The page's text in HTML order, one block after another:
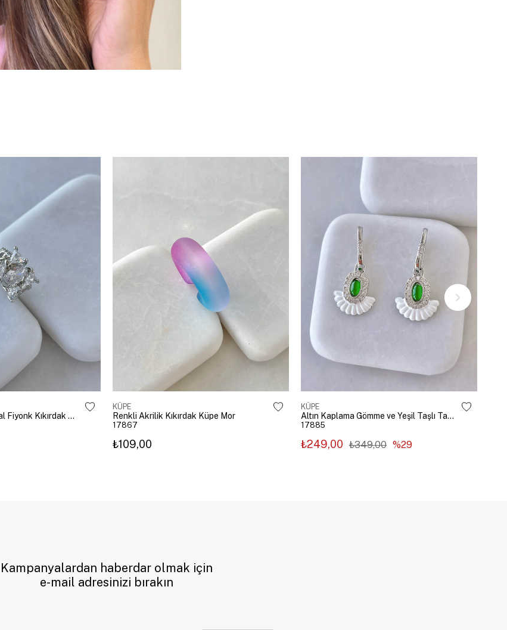
Altın Kaplama Kristal Fiyonk Kıkırdak Küpe Gümüş
KÜPE
Renkli Akrilik Kıkırdak Küpe Mor
17867
₺109,00
KÜPE
Altın Kaplama Gömme ve Yeşil Taşlı Tasarım Küpe Gümüş
17885
₺249,00 ₺349,00 %29
Kampanyalardan haberdar olmak için
e-mail adresinizi bırakın